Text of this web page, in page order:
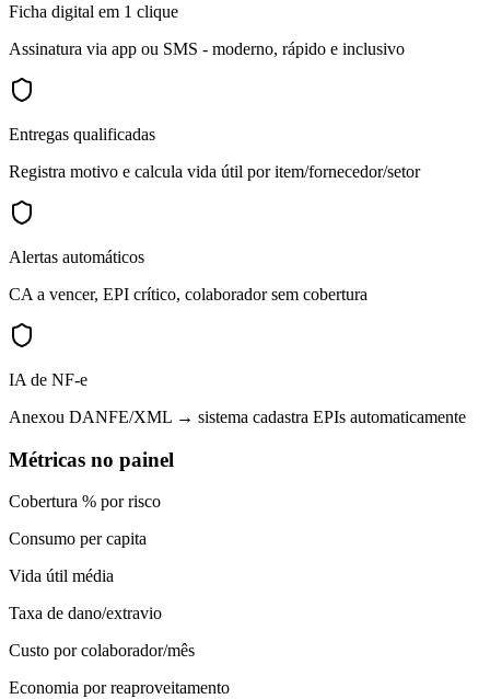
Ficha digital em 1 clique
Assinatura via app ou SMS - moderno, rápido e inclusivo
Entregas qualificadas
Registra motivo e calcula vida útil por item/fornecedor/setor
Alertas automáticos
CA a vencer, EPI crítico, colaborador sem cobertura
IA de NF-e
Anexou DANFE/XML → sistema cadastra EPIs automaticamente
Métricas no painel
Cobertura % por risco
Consumo per capita
Vida útil média
Taxa de dano/extravio
Custo por colaborador/mês
Economia por reaproveitamento